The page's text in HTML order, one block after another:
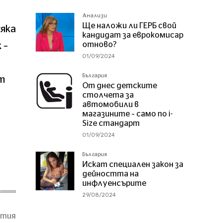
–
Анализи
Ще наложи ли ГЕРБ свой
кандидат за еврокомисар
отново?
01/09/2024
България
От днес детските
столчета за
автомобили в
магазините – само по i-
Size стандарт
01/09/2024
България
Искат специален закон за
дейността на
инфлуенсърите
29/08/2024